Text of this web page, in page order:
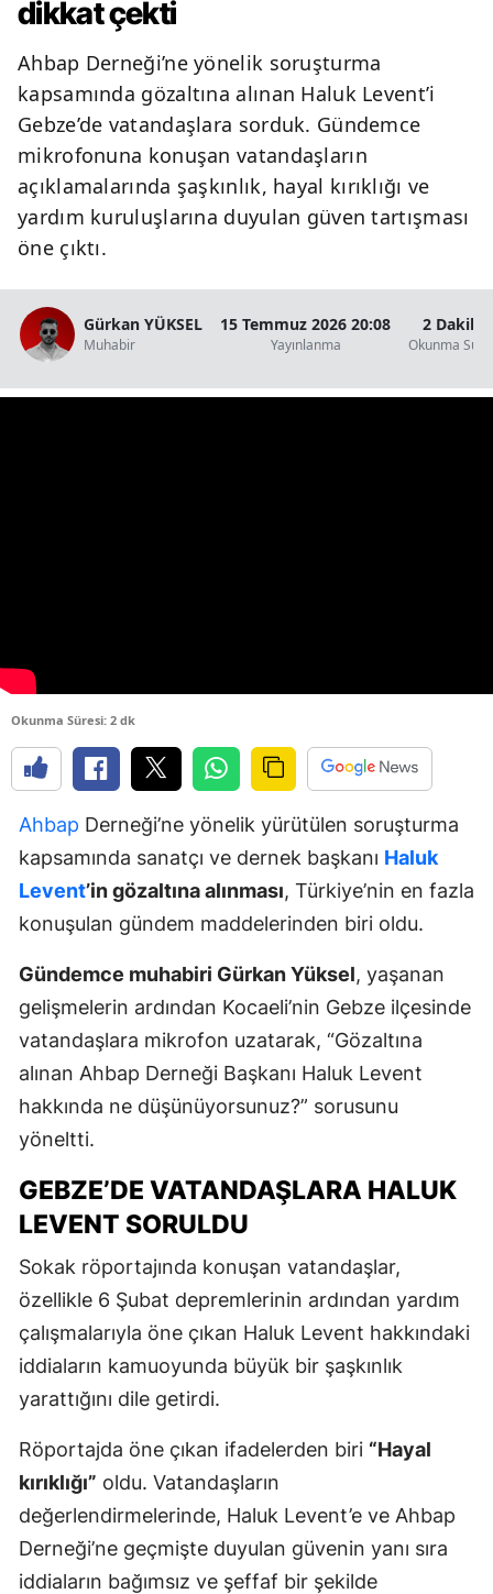
dikkat çekti
Ahbap Derneği’ne yönelik soruşturma
kapsamında gözaltına alınan Haluk Levent’i
Gebze’de vatandaşlara sorduk. Gündemce
mikrofonuna konuşan vatandaşların
açıklamalarında şaşkınlık, hayal kırıklığı ve
yardım kuruluşlarına duyulan güven tartışması
öne çıktı.
Gürkan YÜKSEL
Muhabir
15 Temmuz 2026 20:08
Yayınlanma
2 Dakika
Okunma
Okunma Süresi: 2 dk
Ahbap Derneği’ne yönelik yürütülen soruşturma
kapsamında sanatçı ve dernek başkanı Haluk
Levent’in gözaltına alınması, Türkiye’nin en fazla
konuşulan gündem maddelerinden biri oldu.
Gündemce muhabiri Gürkan Yüksel, yaşanan
gelişmelerin ardından Kocaeli’nin Gebze ilçesinde
vatandaşlara mikrofon uzatarak, “Gözaltına
alınan Ahbap Derneği Başkanı Haluk Levent
hakkında ne düşünüyorsunuz?” sorusunu
yöneltti.
GEBZE’DE VATANDAŞLARA HALUK
LEVENT SORULDU
Sokak röportajında konuşan vatandaşlar,
özellikle 6 Şubat depremlerinin ardından yardım
çalışmalarıyla öne çıkan Haluk Levent hakkındaki
iddiaların kamuoyunda büyük bir şaşkınlık
yarattığını dile getirdi.
Röportajda öne çıkan ifadelerden biri “Hayal
kırıklığı” oldu. Vatandaşların
değerlendirmelerinde, Haluk Levent’e ve Ahbap
Derneği’ne geçmişte duyulan güvenin yanı sıra
iddiaların bağımsız ve şeffaf bir şekilde